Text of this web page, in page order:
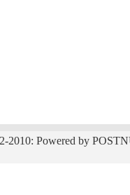
2010: Powered by